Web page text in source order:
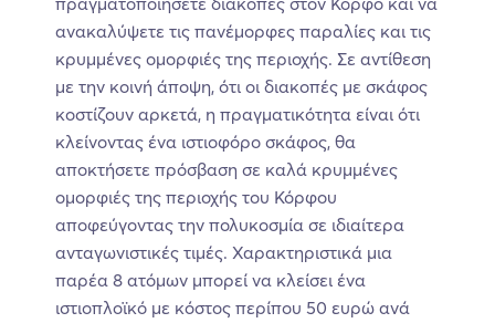
ανακαλύψετε τις πανέμορφες παραλίες και τις
κρυμμένες ομορφιές της περιοχής. Σε αντίθεση
με την κοινή άποψη, ότι οι διακοπές με σκάφος
κοστίζουν αρκετά, η πραγματικότητα είναι ότι
κλείνοντας ένα ιστιοφόρο σκάφος, θα
αποκτήσετε πρόσβαση σε καλά κρυμμένες
ομορφιές της περιοχής του Κόρφου
αποφεύγοντας την πολυκοσμία σε ιδιαίτερα
ανταγωνιστικές τιμές. Χαρακτηριστικά μια
παρέα 8 ατόμων μπορεί να κλείσει ένα
ιστιοπλοϊκό με κόστος περίπου 50 ευρώ ανά